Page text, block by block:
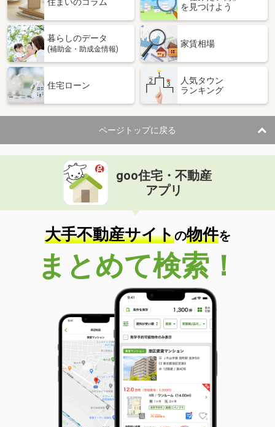
住まいのコラム
を見つけよう
暮らしのデータ
(補助金・助成金情報)
家賃相場
住宅ローン
人気タウン
ランキング
ページトップに戻る
goo住宅・不動産
アプリ
大手不動産サイトの物件を
まとめて検索！